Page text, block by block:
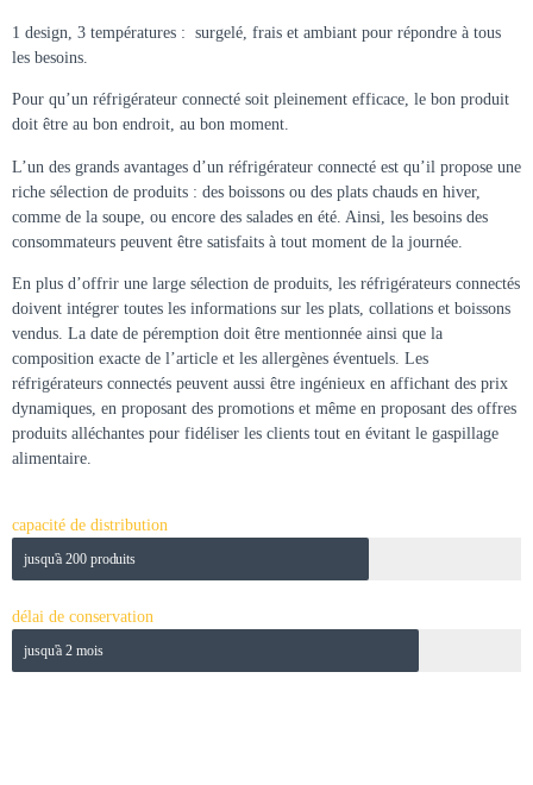
1 design, 3 températures : surgelé, frais et ambiant pour répondre à tous
les besoins.
Pour qu’un réfrigérateur connecté soit pleinement efficace, le bon produit
doit être au bon endroit, au bon moment.
L’un des grands avantages d’un réfrigérateur connecté est qu’il propose une
riche sélection de produits : des boissons ou des plats chauds en hiver,
comme de la soupe, ou encore des salades en été. Ainsi, les besoins des
consommateurs peuvent être satisfaits à tout moment de la journée.
En plus d’offrir une large sélection de produits, les réfrigérateurs connectés
doivent intégrer toutes les informations sur les plats, collations et boissons
vendus. La date de péremption doit être mentionnée ainsi que la
composition exacte de l’article et les allergènes éventuels. Les
réfrigérateurs connectés peuvent aussi être ingénieux en affichant des prix
dynamiques, en proposant des promotions et même en proposant des offres
produits alléchantes pour fidéliser les clients tout en évitant le gaspillage
alimentaire.
capacité de distribution
jusqu'à 200 produits
délai de conservation
jusqu'à 2 mois